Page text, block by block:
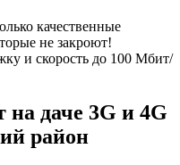
качественные
не закроют!
и скорость до 100 Мбит/
даче 3G и 4G
район